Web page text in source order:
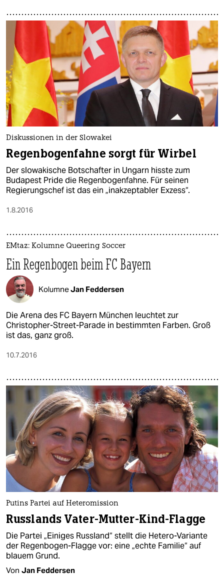
Diskussionen in der Slowakei
Regenbogenfahne sorgt für Wirbel
Der slowakische Botschafter in Ungarn hisste zum
Budapest Pride die Regenbogenfahne. Für seinen
Regierungschef ist das ein „inakzeptabler Exzess“.
1.8.2016
EMtaz: Kolumne Queering Soccer
Ein Regenbogen beim FC Bayern
KolumneJan Feddersen
Die Arena des FC Bayern München leuchtet zur
Christopher-Street-Parade in bestimmten Farben. Groß
ist das, ganz groß.
10.7.2016
Putins Partei auf Heteromission
Russlands Vater-Mutter-Kind-Flagge
Die Partei „Einiges Russland“ stellt die Hetero-Variante
der Regenbogen-Flagge vor: eine „echte Familie“ auf
blauem Grund.
Von Jan Feddersen